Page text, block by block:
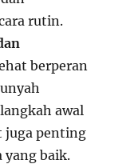
rutin.
berperan
awal
juga penting
yang baik.